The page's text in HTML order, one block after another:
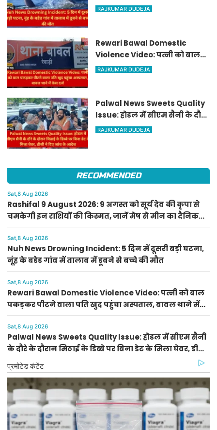
बडेड गांव में तालाब में डूबने से बच्चे
RAJKUMAR DUDEJA
Rewari Bawal Domestic
Violence Video: पत्नी को बाल
पकड़कर पीटने वाला पति खुद
RAJKUMAR DUDEJA
Palwal News Sweets Quality
Issue: होडल में सीएम सैनी के दौरे
के दौरान मिठाई के डिब्बे पर बिना
RAJKUMAR DUDEJA
RECOMMENDED
Sat,8 Aug 2026
Rashifal 9 August 2026: 9 अगस्त को सूर्य देव की कृपा से
चमकेगी इन राशियों की किस्मत, जानें मेष से मीन का दैनिक
राशिफल
Sat,8 Aug 2026
Nuh News Drowning Incident: 5 दिन में दूसरी बड़ी घटना,
नूंह के बडेड गांव में तालाब में डूबने से बच्चे की मौत
Sat,8 Aug 2026
Rewari Bawal Domestic Violence Video: पत्नी को बाल
पकड़कर पीटने वाला पति खुद पहुंचा अस्पताल, बावल थाने में
केस दर्ज
Sat,8 Aug 2026
Palwal News Sweets Quality Issue: होडल में सीएम सैनी
के दौरे के दौरान मिठाई के डिब्बे पर बिना डेट के मिला घेवर, डीसी
ने दिए जांच के आदेश